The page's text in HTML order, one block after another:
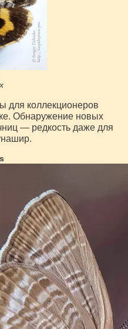
для коллекционеров
Обнаружение новых
— редкость даже для